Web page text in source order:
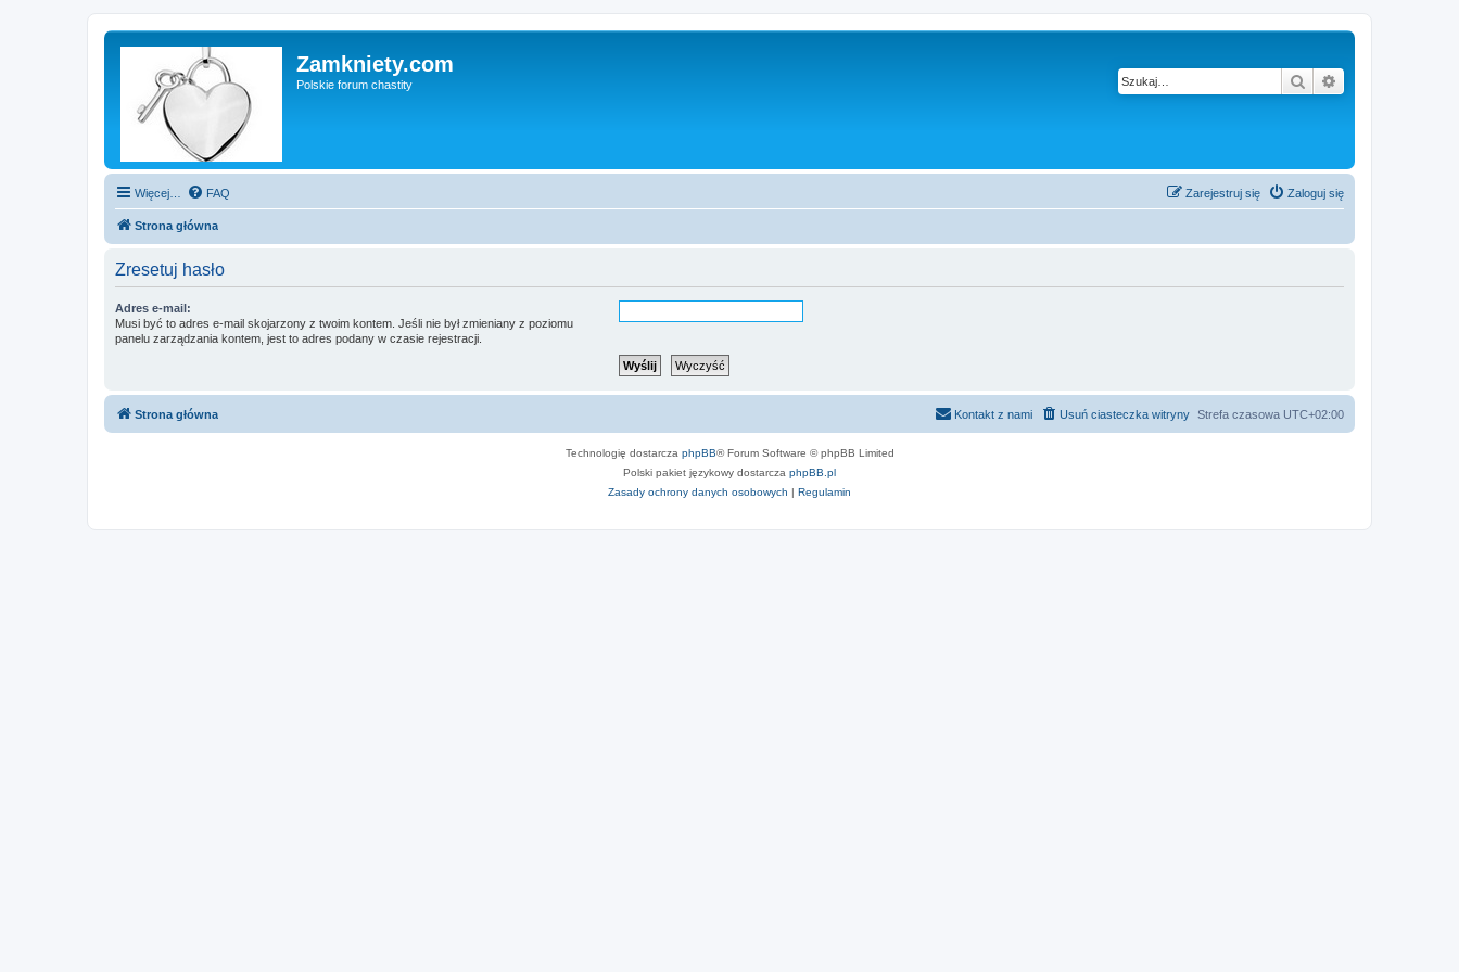
Zamkniety.com
Polskie forum chastity Szukaj
Więcej… FAQ Zaloguj się
Zarejestruj się
Strona główna
Zresetuj hasło
Adres e-mail:
Musi być to adres e-mail skojarzony z twoim kontem. Jeśli nie był zmieniany z poziomu
panelu zarządzania kontem, jest to adres podany w czasie rejestracji.
Strona główna Strefa czasowa UTC+02:00
Usuń ciasteczka witryny
Kontakt z nami
Technologię dostarcza phpBB® Forum Software © phpBB Limited
Polski pakiet językowy dostarcza phpBB.pl
Zasady ochrony danych osobowych | Regulamin